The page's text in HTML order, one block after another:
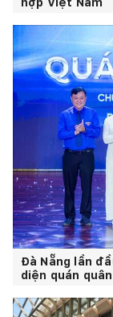
hợp Việt Nam
Đà Nẵng lần
diện quán